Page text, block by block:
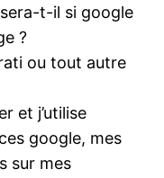
t-il si google
?
ou tout autre
et j’utilise
google, mes
sur mes